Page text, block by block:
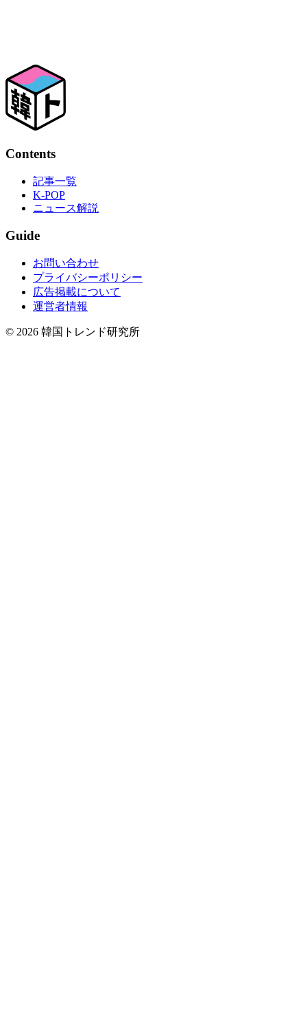
Contents
記事一覧
K-POP
ニュース解説
Guide
お問い合わせ
プライバシーポリシー
広告掲載について
運営者情報
© 2026 韓国トレンド研究所